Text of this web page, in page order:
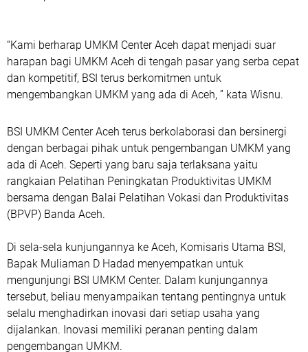
“Kami berharap UMKM Center Aceh dapat menjadi suar
harapan bagi UMKM Aceh di tengah pasar yang serba cepat
dan kompetitif, BSI terus berkomitmen untuk
mengembangkan UMKM yang ada di Aceh, ” kata Wisnu.
BSI UMKM Center Aceh terus berkolaborasi dan bersinergi
dengan berbagai pihak untuk pengembangan UMKM yang
ada di Aceh. Seperti yang baru saja terlaksana yaitu
rangkaian Pelatihan Peningkatan Produktivitas UMKM
bersama dengan Balai Pelatihan Vokasi dan Produktivitas
(BPVP) Banda Aceh.
Di sela-sela kunjungannya ke Aceh, Komisaris Utama BSI,
Bapak Muliaman D Hadad menyempatkan untuk
mengunjungi BSI UMKM Center. Dalam kunjungannya
tersebut, beliau menyampaikan tentang pentingnya untuk
selalu menghadirkan inovasi dari setiap usaha yang
dijalankan. Inovasi memiliki peranan penting dalam
pengembangan UMKM.